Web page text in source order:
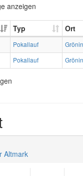
anzeigen
Typ
Ort
Pokallauf
Pokallauf
Altmark